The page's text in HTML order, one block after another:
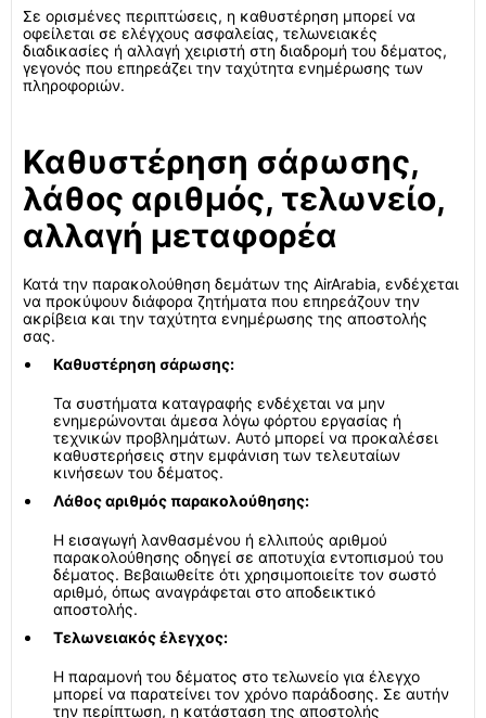
Σε ορισμένες περιπτώσεις, η καθυστέρηση μπορεί να
οφείλεται σε ελέγχους ασφαλείας, τελωνειακές
διαδικασίες ή αλλαγή χειριστή στη διαδρομή του δέματος,
γεγονός που επηρεάζει την ταχύτητα ενημέρωσης των
πληροφοριών.
Καθυστέρηση σάρωσης,
λάθος αριθμός, τελωνείο,
αλλαγή μεταφορέα
Κατά την παρακολούθηση δεμάτων της AirArabia, ενδέχεται
να προκύψουν διάφορα ζητήματα που επηρεάζουν την
ακρίβεια και την ταχύτητα ενημέρωσης της αποστολής
σας.
Καθυστέρηση σάρωσης:
Τα συστήματα καταγραφής ενδέχεται να μην
ενημερώνονται άμεσα λόγω φόρτου εργασίας ή
τεχνικών προβλημάτων. Αυτό μπορεί να προκαλέσει
καθυστερήσεις στην εμφάνιση των τελευταίων
κινήσεων του δέματος.
Λάθος αριθμός παρακολούθησης:
Η εισαγωγή λανθασμένου ή ελλιπούς αριθμού
παρακολούθησης οδηγεί σε αποτυχία εντοπισμού του
δέματος. Βεβαιωθείτε ότι χρησιμοποιείτε τον σωστό
αριθμό, όπως αναγράφεται στο αποδεικτικό
αποστολής.
Τελωνειακός έλεγχος:
Η παραμονή του δέματος στο τελωνείο για έλεγχο
μπορεί να παρατείνει τον χρόνο παράδοσης. Σε αυτήν
την περίπτωση, η κατάσταση της αποστολής